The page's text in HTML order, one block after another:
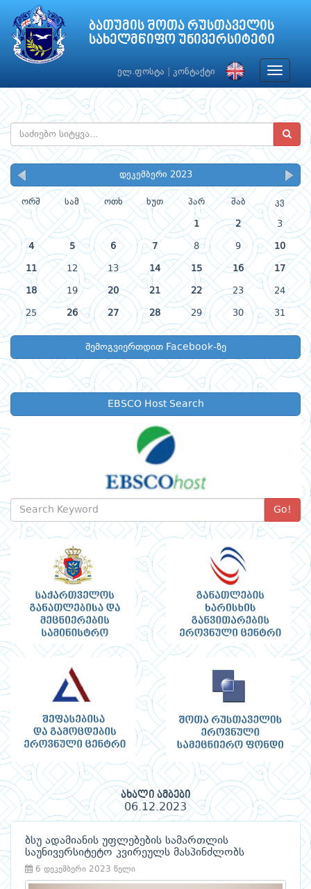
ბათუმის შოთა რუსთაველის
სახელმწიფო უნივერსიტეტი
ელ.ფოსტა კონტაქტი
Toggle
დეკემბერი 2023
ორშ სამ ოთხ ხუთ პარ შაბ კვ
1 2 3
4 5 6 7 8 9 10
11 12 13 14 15 16 17
18 19 20 21 22 23 24
25 26 27 28 29 30 31
შემოგვიერთდით Facebook-ზე
EBSCO Host Search
Go!
ახალი ამბები
06.12.2023
ბსუ ადამიანის უფლებების სამართლის
საუნივერსიტეტო კვირეულს მასპინძლობს
6 დეკემბერი 2023 წელი